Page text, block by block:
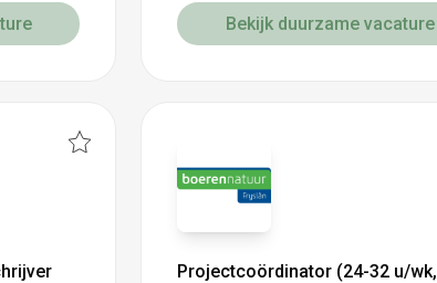
Bekijk duurzame vacature
Projectcoördinator (24-32 u/wk,